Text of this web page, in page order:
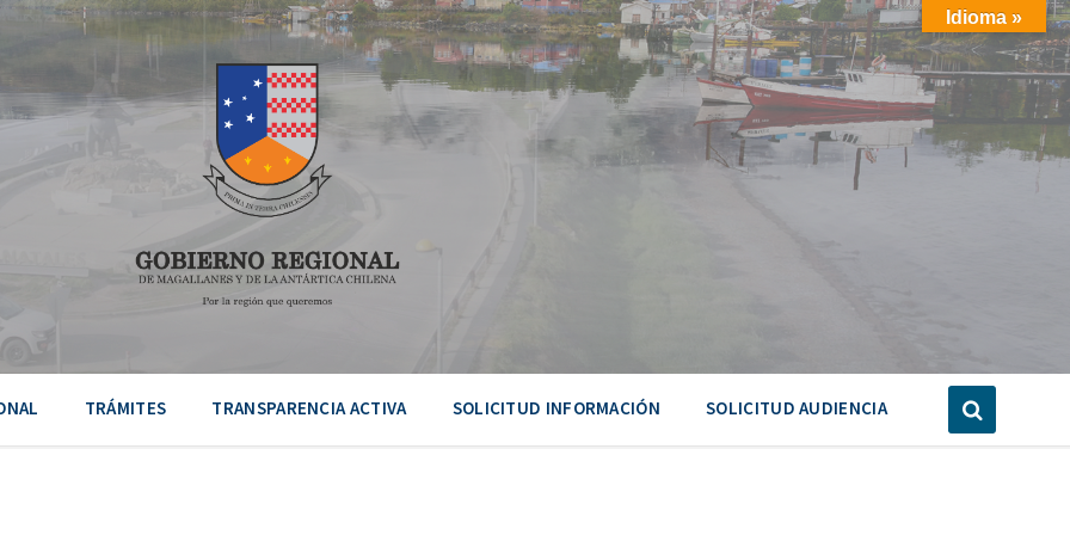
TRÁMITES TRANSPARENCIA ACTIVA SOLICITUD INFORMACIÓN SOLICITUD AUDIENCIA
Idioma »